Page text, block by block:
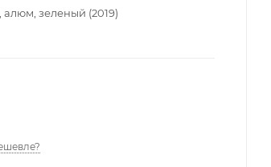
алюм, зеленый (2019)